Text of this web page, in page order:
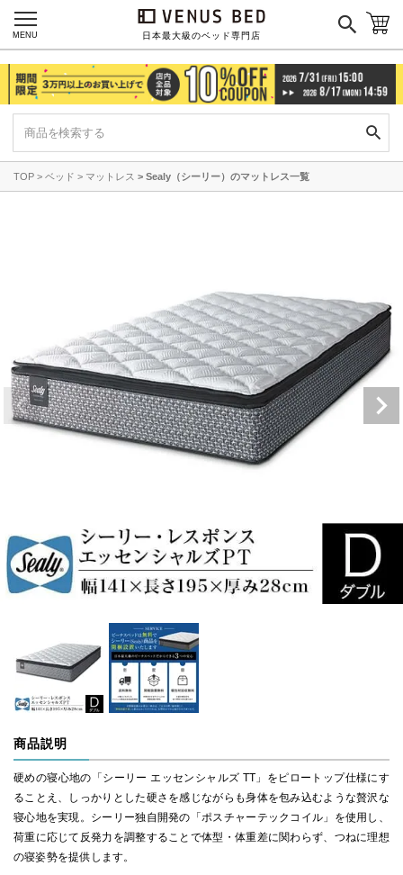
日本最大級のベッド専門店
MENU
TOP ベッド マットレス Sealy（シーリー）のマットレス一覧
商品説明
硬めの寝心地の「シーリー エッセンシャルズ TT」をピロートップ仕様にす
ることえ、しっかりとした硬さを感じながらも身体を包み込むような贅沢な
寝心地を実現。シーリー独自開発の「ポスチャーテックコイル」を使用し、
荷重に応じて反発力を調整することで体型・体重差に関わらず、つねに理想
の寝姿勢を提供します。